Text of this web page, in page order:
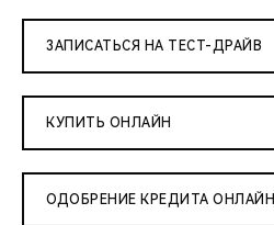
ЗАПИСАТЬСЯ НА ТЕСТ-ДРАЙВ
КУПИТЬ ОНЛАЙН
ОДОБРЕНИЕ КРЕДИТА ОНЛАЙН